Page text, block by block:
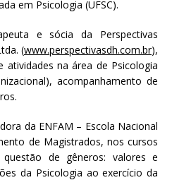
em Psicologia (UFSC).
e sócia da Perspectivas
(www.perspectivasdh.com.br),
atividades na área de Psicologia
acompanhamento de
da ENFAM – Escola Nacional
de Magistrados, nos cursos
questão de gêneros: valores e
da Psicologia ao exercício da